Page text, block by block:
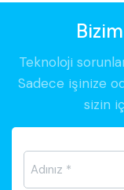
Teknoloji
Sadece işinize
sizin
Ad-
Soyad